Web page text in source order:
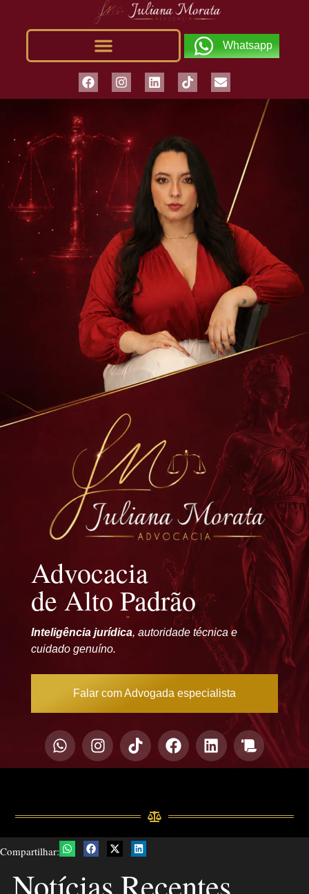
Whatsapp
Advocacia
de Alto Padrão
Inteligência jurídica, autoridade técnica e
cuidado genuíno.
Falar com Advogada especialista
Compartilhar:
Notícias Recentes